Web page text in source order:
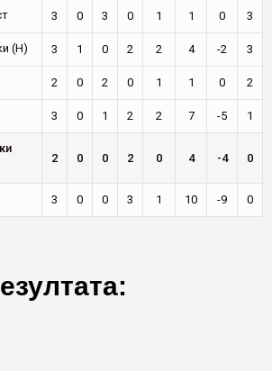
3 0 3 0 1 1 0 3
(Н) 3 1 0 2 2 4 -2 3
2 0 2 0 1 1 0 2
3 0 1 2 2 7 -5 1
2 0 0 2 0 4 -4 0
3 0 0 3 1 10 -9 0